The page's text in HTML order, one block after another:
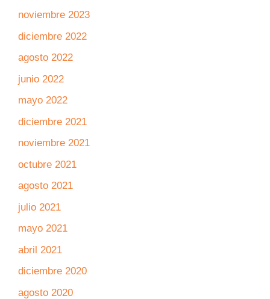
noviembre 2023
diciembre 2022
agosto 2022
junio 2022
mayo 2022
diciembre 2021
noviembre 2021
octubre 2021
agosto 2021
julio 2021
mayo 2021
abril 2021
diciembre 2020
agosto 2020